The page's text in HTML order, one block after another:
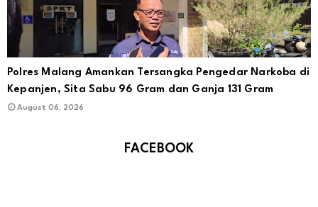
Polres Malang Amankan Tersangka Pengedar Narkoba di
Kepanjen, Sita Sabu 96 Gram dan Ganja 131 Gram
August 06, 2026
FACEBOOK